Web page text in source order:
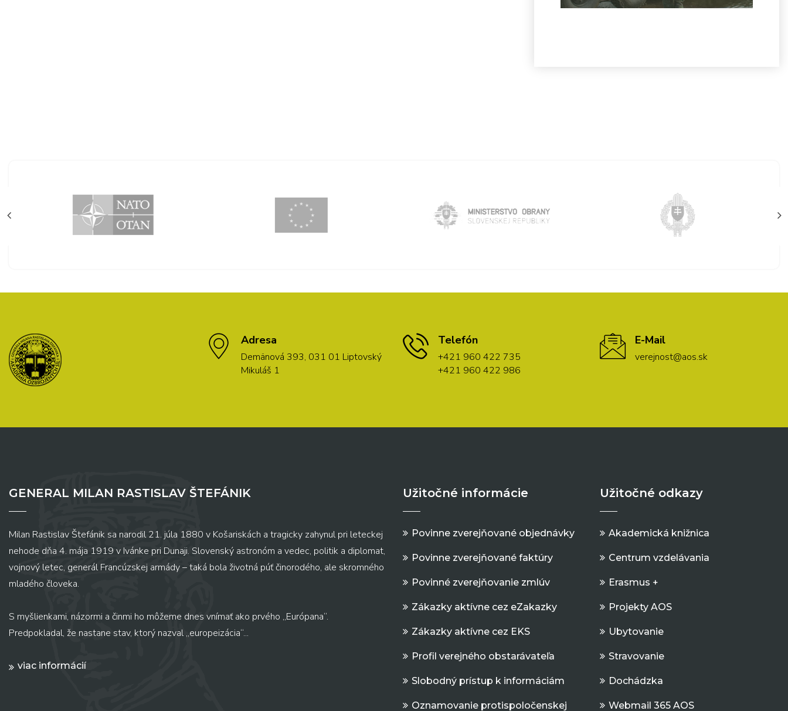
Adresa
Demänová 393, 031 01 Liptovský
Mikuláš 1
Telefón
+421 960 422 735
+421 960 422 986
E-Mail
verejnost@aos.sk
GENERAL MILAN RASTISLAV ŠTEFÁNIK
Milan Rastislav Štefánik sa narodil 21. júla 1880 v Košariskách a tragicky zahynul pri leteckej
nehode dňa 4. mája 1919 v Ivánke pri Dunaji. Slovenský astronóm a vedec, politik a diplomat,
vojnový letec, generál Francúzskej armády – taká bola životná púť činorodého, ale skromného
mladého človeka.
S myšlienkami, názormi a činmi ho môžeme dnes vnímať ako prvého „Európana“.
Predpokladal, že nastane stav, ktorý nazval „europeizácia“...
viac informácií
Užitočné informácie
Povinne zverejňované objednávky
Povinne zverejňované faktúry
Povinné zverejňovanie zmlúv
Zákazky aktívne cez eZakazky
Zákazky aktívne cez EKS
Profil verejného obstarávateľa
Slobodný prístup k informáciám
Oznamovanie protispoločenskej
Užitočné odkazy
Akademická knižnica
Centrum vzdelávania
Erasmus +
Projekty AOS
Ubytovanie
Stravovanie
Dochádzka
Webmail 365 AOS